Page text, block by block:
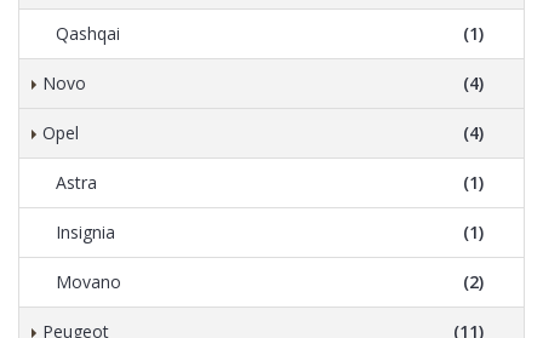
Qashqai (1)
Novo (4)
Opel (4)
Astra (1)
Insignia (1)
Movano (2)
Peugeot (11)